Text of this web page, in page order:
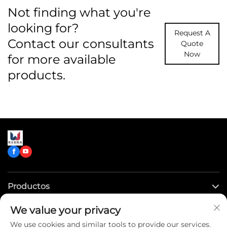
Not finding what you're
looking for?
Contact our consultants
for more available
products.
Request A
Quote
Now
Productos
Enlaces rápidos
We value your privacy
We use cookies and similar tools to provide our services.